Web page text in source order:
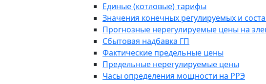
Единые (котловые) тарифы
Значения конечных регулируемых и
Прогнозные нерегулируемые цены на
Сбытовая надбавка ГП
Фактические предельные цены
Предельные нерегулируемые цены
Часы определения мощности на РРЭ